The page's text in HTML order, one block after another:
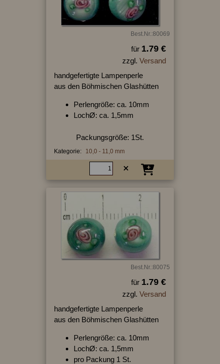
Best.Nr.:80069
für 1.79 €
zzgl. Versand
handgefertigte Lampenperle
aus den Böhmischen Glashütten
Perlengröße: ca. 10mm
LochØ: ca. 1,5mm
Packungsgröße: 1St.
Kategorie: 10,0 - 11,0 mm
Best.Nr.:80075
für 1.79 €
zzgl. Versand
handgefertigte Lampenperle
aus den Böhmischen Glashütten
Perlengröße: ca. 10mm
LochØ: ca. 1,5mm
pro Packung 1 St.